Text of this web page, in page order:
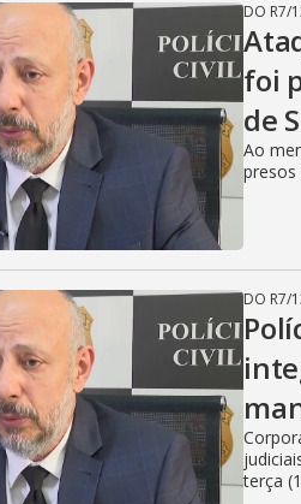
DO R7/
foi
de
Ao
presos
DO R7/
terça